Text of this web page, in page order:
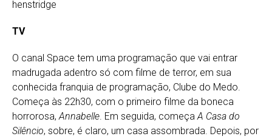
TV
O canal Space tem uma programação que vai entrar
madrugada adentro só com filme de terror, em sua
conhecida franquia de programação, Clube do Medo.
Começa às 22h30, com o primeiro filme da boneca
horrorosa, Annabelle. Em seguida, começaA Casa do
Silêncio, sobre, é claro, um casa assombrada. Depois, por